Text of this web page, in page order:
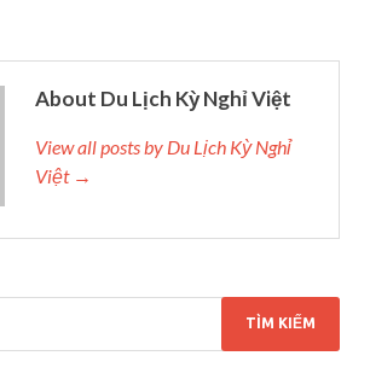
About Du Lịch Kỳ Nghỉ Việt
View all posts by Du Lịch Kỳ Nghỉ
Việt →